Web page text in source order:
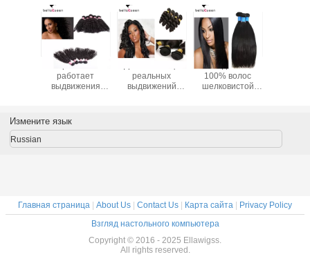
Красотка
работает
выдвижения
естественного
цвета
дюймов
реальных
выдвижений
монгольских
Unprocessed
100 выдвижений
100% волос
шелковистой
прямо
Измените язык
Russian
Главная страница About Us Contact Us Карта сайта
Privacy Policy
Взгляд настольного компьютера
Copyright © 2016 - 2025 Ellawigss.
All rights reserved.